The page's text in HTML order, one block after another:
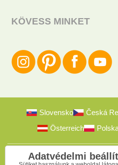
KÖVESS MINKET
Slovensko Česká
Österreich
Adatvédelmi